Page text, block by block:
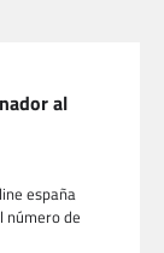
al
españa
número de